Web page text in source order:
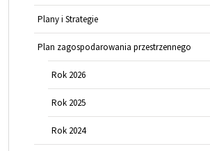
Plany i Strategie
Plan zagospodarowania przestrzennego
Rok 2026
Rok 2025
Rok 2024